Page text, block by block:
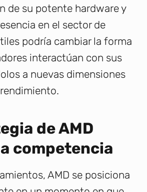
de su potente hardware y
en el sector de
podría cambiar la forma
interactúan con sus
a nuevas dimensiones
de AMD
competencia
AMD se posiciona